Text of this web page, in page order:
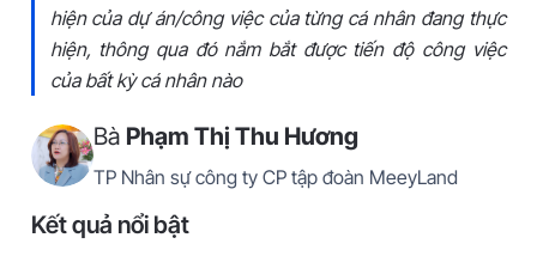
hiện của dự án/công việc của từng cá nhân đang thực
hiện, thông qua đó nắm bắt được tiến độ công việc
của bất kỳ cá nhân nào
Bà Phạm Thị Thu Hương
TP Nhân sự công ty CP tập đoàn MeeyLand
Kết quả nổi bật